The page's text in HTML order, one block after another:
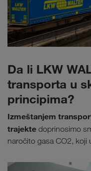
Da li LKW
transporta u
principima?
Izmeštanjem
trajekte doprinosimo
naročito gasa CO2, koji